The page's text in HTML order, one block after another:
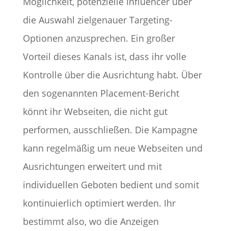
die Auswahl zielgenauer Targeting-
Optionen anzusprechen. Ein großer
Vorteil dieses Kanals ist, dass ihr volle
Kontrolle über die Ausrichtung habt. Über
den sogenannten Placement-Bericht
könnt ihr Webseiten, die nicht gut
performen, ausschließen. Die Kampagne
kann regelmäßig um neue Webseiten und
Ausrichtungen erweitert und mit
individuellen Geboten bedient und somit
kontinuierlich optimiert werden. Ihr
bestimmt also, wo die Anzeigen